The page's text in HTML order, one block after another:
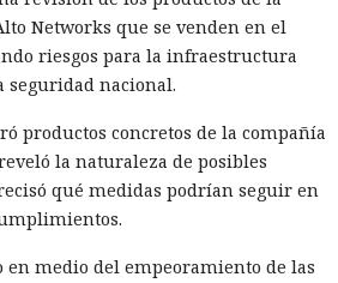
Networks que se venden en el
riesgos para la infraestructura
nacional.
productos concretos de la compañía
la naturaleza de posibles
qué medidas podrían seguir en
en medio del empeoramiento de las